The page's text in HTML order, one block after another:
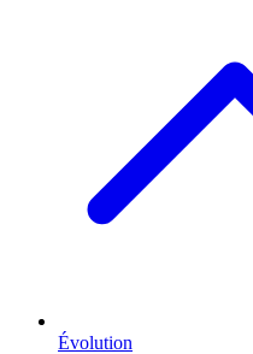
Évolution